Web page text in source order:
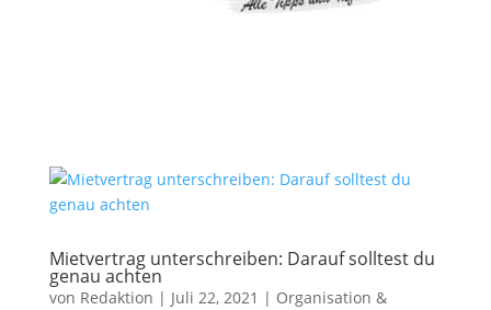
Mietvertrag unterschreiben: Darauf solltest du
genau achten
von Redaktion | Juli 22, 2021 | Organisation &